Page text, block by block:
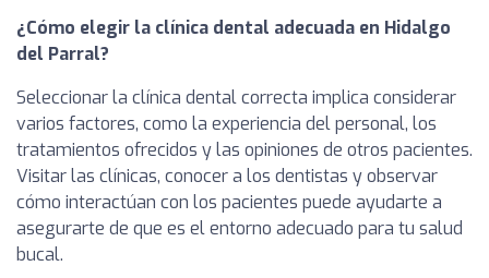
¿Cómo elegir la clínica dental adecuada en Hidalgo
del Parral?
Seleccionar la clínica dental correcta implica considerar
varios factores, como la experiencia del personal, los
tratamientos ofrecidos y las opiniones de otros pacientes.
Visitar las clínicas, conocer a los dentistas y observar
cómo interactúan con los pacientes puede ayudarte a
asegurarte de que es el entorno adecuado para tu salud
bucal.